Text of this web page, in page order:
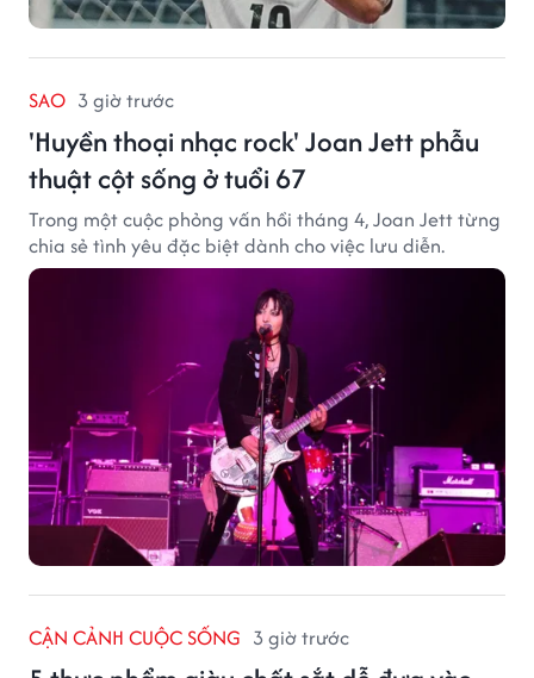
SAO 3 giờ trước
'Huyền thoại nhạc rock' Joan Jett phẫu
thuật cột sống ở tuổi 67
Trong một cuộc phỏng vấn hồi tháng 4, Joan Jett từng
chia sẻ tình yêu đặc biệt dành cho việc lưu diễn.
CẬN CẢNH CUỘC SỐNG 3 giờ trước